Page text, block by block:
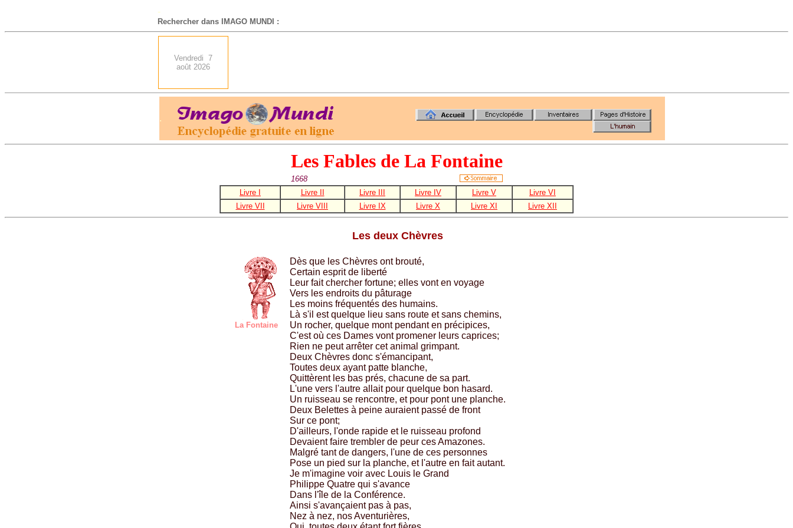
-
Rechercher dans IMAGO MUNDI :
Vendredi 7
août 2026
.
Les Fables de La Fontaine
1668
Livre I
Livre II Livre III Livre IV Livre V
Livre VI
Livre VII
Livre VIII Livre IX Livre X Livre XI Livre XII
Les deux Chèvres
La Fontaine
Dès que les Chèvres ont brouté,
Certain esprit de liberté
Leur fait chercher fortune; elles vont en voyage
Vers les endroits du pâturage
Les moins fréquentés des humains.
Là s'il est quelque lieu sans route et sans chemins,
Un rocher, quelque mont pendant en précipices,
C'est où ces Dames vont promener leurs caprices;
Rien ne peut arrêter cet animal grimpant.
Deux Chèvres donc s'émancipant,
Toutes deux ayant patte blanche,
Quittèrent les bas prés, chacune de sa part.
L'une vers l'autre allait pour quelque bon hasard.
Un ruisseau se rencontre, et pour pont une planche.
Deux Belettes à peine auraient passé de front
Sur ce pont;
D'ailleurs, l'onde rapide et le ruisseau profond
Devaient faire trembler de peur ces Amazones.
Malgré tant de dangers, l'une de ces personnes
Pose un pied sur la planche, et l'autre en fait autant.
Je m'imagine voir avec Louis le Grand
Philippe Quatre qui s'avance
Dans l'île de la Conférence.
Ainsi s'avançaient pas à pas,
Nez à nez, nos Aventurières,